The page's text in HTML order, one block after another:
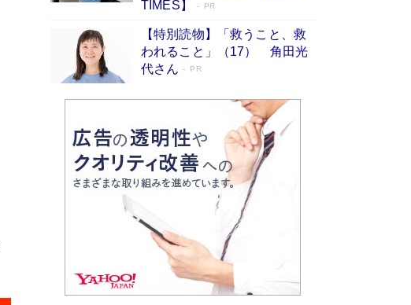
るための人生相談』がランクイン［エンターテイ
メントベストセラー］
Book Bang
「『火垂るの墓』は、大嘘である」原作者が抱き
続けた“自責の念”とは…「自己憐憫は描きたくな
い」監督が徹底的にこだわったこと（後編） #
戦争の記憶
Book Bang
「叱って伸びるやつは、褒めたらもっと伸びる」
俳優・高嶋政伸が家族に教わった“人を育てるコ
ツ”…芸への考え方を明かす
Book Bang
東野圭吾、伊坂幸太郎の人気シリーズ最新作どち
らも文庫化 映画化された直木賞受賞作もランク
イン［文庫ベストセラー］
Book Bang
TIMES】
PR
【特別読物】「救うこと、救
われること」（17） 角田光
代さん
PR